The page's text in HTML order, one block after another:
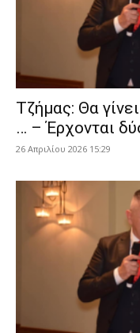
Τζήμας: Θα
… – Έρχονται
26 Απριλίου 2026 15:29